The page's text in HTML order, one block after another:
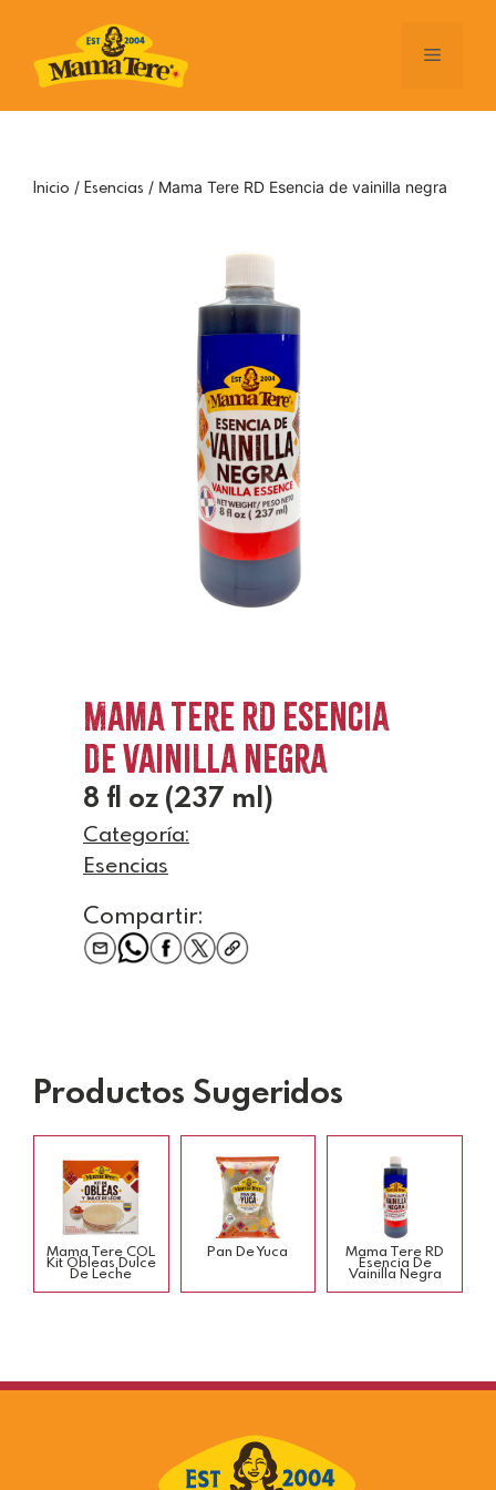
contenido
Menú
Inicio / Esencias / Mama Tere RD Esencia de vainilla negra
Mama Tere RD Esencia
de vainilla negra
8 fl oz (237 ml)
Categoría:
Esencias
Compartir:
Productos Sugeridos
Mama Tere COL
Kit Obleas Dulce
De Leche
Pan De Yuca Mama Tere RD
Esencia De
Vainilla Negra